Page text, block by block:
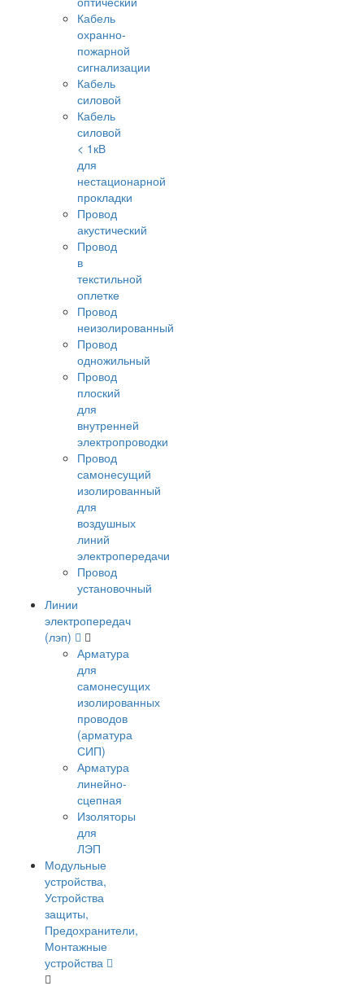
Кабель
охранно-
пожарной
сигнализации
Кабель
силовой
Кабель
силовой
< 1кВ
для
нестационарной
прокладки
Провод
акустический
Провод
в
текстильной
оплетке
Провод
неизолированный
Провод
одножильный
Провод
плоский
для
внутренней
электропроводки
Провод
самонесущий
изолированный
для
воздушных
линий
электропередачи
Провод
установочный
Линии
электропередач
(лэп)
Арматура
для
самонесущих
изолированных
проводов
(арматура
СИП)
Арматура
линейно-
сцепная
Изоляторы
для
ЛЭП
Модульные
устройства,
Устройства
защиты,
Предохранители,
Монтажные
устройства